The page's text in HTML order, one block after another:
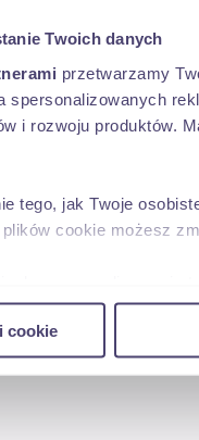
Twoich danych
przetwarzamy
spersonalizowanych
i rozwoju produktów.
tego, jak Twoje
plików cookie możesz
o tym, jak korzystasz
Partnerzy mogą
z ich usług.
cookie